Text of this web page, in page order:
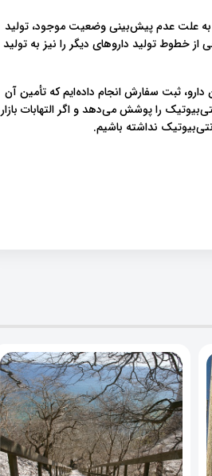
به علت عدم پیش‌بینی وضعیت موجود، تولید
خطوط تولید داروهای دیگر را نیز به تولید
کنار آن نیز برای بیش از 6 میلیون عدد از این دارو، ثبت سفارش انجام داده‌ایم که تأمین آن
را پوشش می‌دهد و اگر التهابات بازار
نداشته باشیم.